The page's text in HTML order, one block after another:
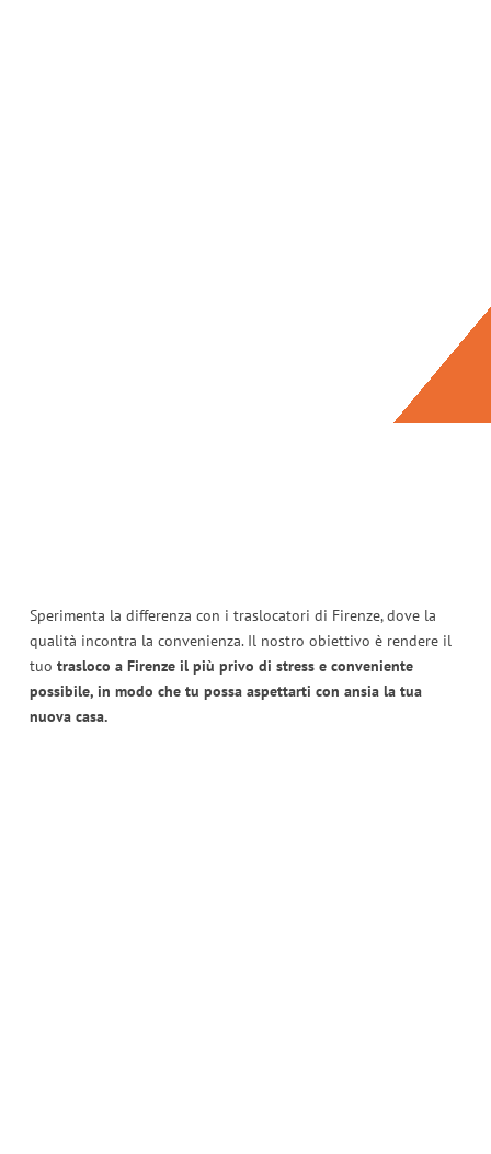
Sperimenta la differenza con i traslocatori di Firenze, dove la
qualità incontra la convenienza. Il nostro obiettivo è rendere il
tuo trasloco a Firenze il più privo di stress e conveniente
possibile, in modo che tu possa aspettarti con ansia la tua
nuova casa.